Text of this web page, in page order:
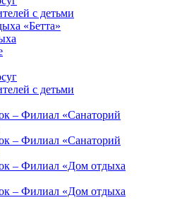
с детьми
«Бетта»
с детьми
– Филиал «Санаторий
– Филиал «Санаторий
– Филиал «Дом отдыха
– Филиал «Дом отдыха